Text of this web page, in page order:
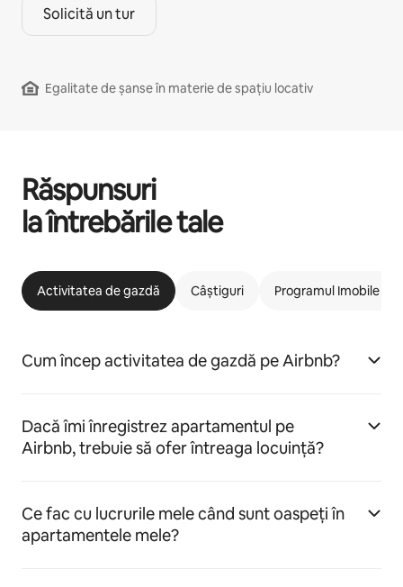
Solicită un tur
Egalitate de șanse în materie de spațiu locativ
Răspunsuri
la întrebările tale
Activitatea de gazdă Câștiguri Programul Imobile
Cum încep activitatea de gazdă pe Airbnb?
Dacă îmi înregistrez apartamentul pe
Airbnb, trebuie să ofer întreaga locuință?
Ce fac cu lucrurile mele când sunt oaspeți în
apartamentele mele?